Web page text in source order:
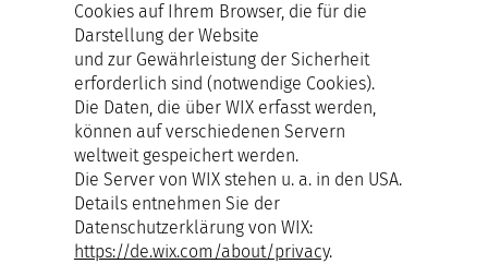
Cookies auf Ihrem Browser, die für die
Darstellung der Website
und zur Gewährleistung der Sicherheit
erforderlich sind (notwendige Cookies).
Die Daten, die über WIX erfasst werden,
können auf verschiedenen Servern
weltweit gespeichert werden.
Die Server von WIX stehen u. a. in den USA.
Details entnehmen Sie der
Datenschutzerklärung von WIX:
https://de.wix.com/about/privacy.